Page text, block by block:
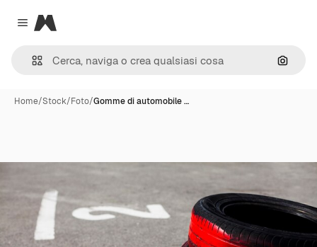
Close menu
Magnific
Cerca
Home/Stock/Foto/Gomme di automobile …